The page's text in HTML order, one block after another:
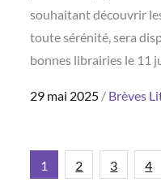
souhaitant découvrir
toute sérénité, sera
bonnes librairies le 11
Posted
29 mai 2025 Brèves
1 2 3 4